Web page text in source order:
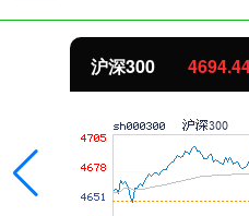
沪深300